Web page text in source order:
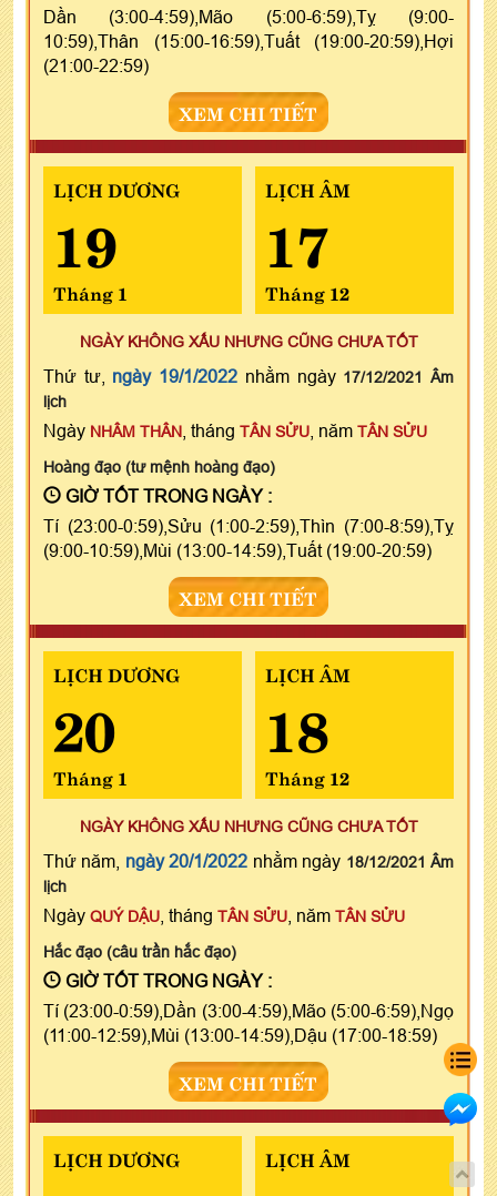
Dần (3:00-4:59),Mão (5:00-6:59),Tỵ (9:00-
10:59),Thân (15:00-16:59),Tuất (19:00-20:59),Hợi
(21:00-22:59)
XEM CHI TIẾT
LỊCH DƯƠNG
19
Tháng 1
LỊCH ÂM
17
Tháng 12
NGÀY KHÔNG XẤU NHƯNG CŨNG CHƯA TỐT
Thứ tư, ngày 19/1/2022 nhằm ngày 17/12/2021 Âm
lịch
Ngày NHÂM THÂN , tháng TÂN SỬU , năm TÂN SỬU
Hoàng đạo (tư mệnh hoàng đạo)
GIỜ TỐT TRONG NGÀY :
Tí (23:00-0:59),Sửu (1:00-2:59),Thìn (7:00-8:59),Tỵ
(9:00-10:59),Mùi (13:00-14:59),Tuất (19:00-20:59)
XEM CHI TIẾT
LỊCH DƯƠNG
20
Tháng 1
LỊCH ÂM
18
Tháng 12
NGÀY KHÔNG XẤU NHƯNG CŨNG CHƯA TỐT
Thứ năm, ngày 20/1/2022 nhằm ngày 18/12/2021 Âm
lịch
Ngày QUÝ DẬU , tháng TÂN SỬU , năm TÂN SỬU
Hắc đạo (câu trần hắc đạo)
GIỜ TỐT TRONG NGÀY :
Tí (23:00-0:59),Dần (3:00-4:59),Mão (5:00-6:59),Ngọ
(11:00-12:59),Mùi (13:00-14:59),Dậu (17:00-18:59)
XEM CHI TIẾT
LỊCH DƯƠNG LỊCH ÂM